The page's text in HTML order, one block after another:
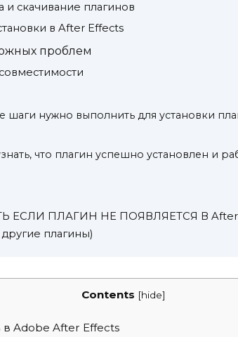
и скачивание плагинов
в After Effects
проблем
шаги нужно выполнить для установки
что плагин успешно установлен и
ЕСЛИ ПЛАГИН НЕ ПОЯВЛЯЕТСЯ В After
плагины)
Contents [hide]
в Adobe After Effects